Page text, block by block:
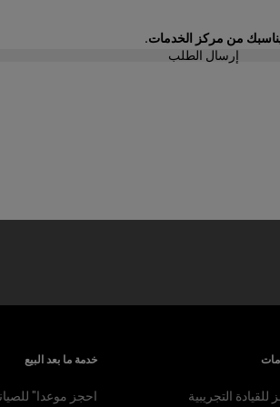
من مركز الخدمات.
إرسال الطلب
للقيادة التجريبية
خدمة ما بعد البيع
احجز موعدا"